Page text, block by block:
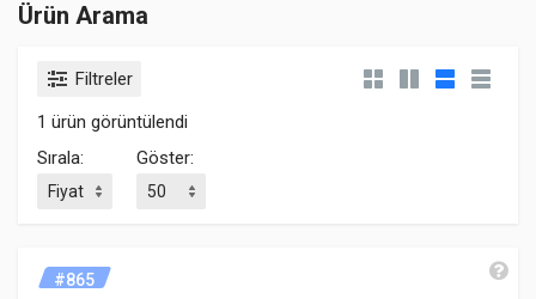
Ürün Arama
Filtreler
1 ürün görüntülendi
Sırala:
Göster:
#865